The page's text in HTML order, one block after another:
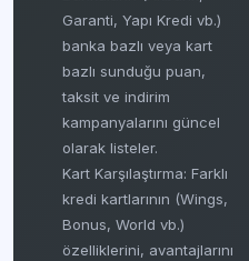
Garanti, Yapı Kredi vb.)
banka bazlı veya kart
bazlı sunduğu puan,
taksit ve indirim
kampanyalarını güncel
olarak listeler.
Kart Karşılaştırma: Farklı
kredi kartlarının (Wings,
Bonus, World vb.)
özelliklerini, avantajlarını